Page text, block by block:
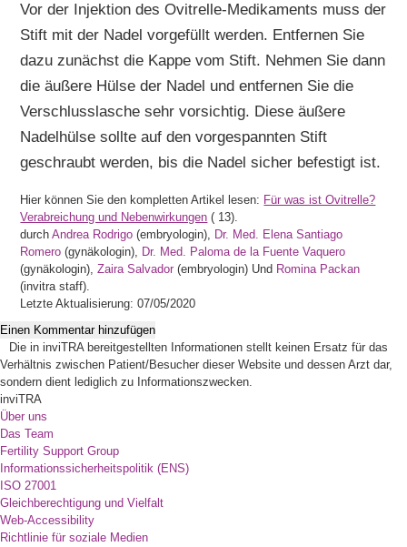
Vor der Injektion des Ovitrelle-Medikaments muss der
Stift mit der Nadel vorgefüllt werden. Entfernen Sie
dazu zunächst die Kappe vom Stift. Nehmen Sie dann
die äußere Hülse der Nadel und entfernen Sie die
Verschlusslasche sehr vorsichtig. Diese äußere
Nadelhülse sollte auf den vorgespannten Stift
geschraubt werden, bis die Nadel sicher befestigt ist.
Hier können Sie den kompletten Artikel lesen: Für was ist Ovitrelle?
Verabreichung und Nebenwirkungen ( 13).
durchAndrea Rodrigo (embryologin), Dr. Med. Elena Santiago
Romero (gynäkologin), Dr. Med. Paloma de la Fuente Vaquero
(gynäkologin),Zaira Salvador (embryologin) Und Romina Packan
(invitra staff).
Letzte Aktualisierung: 07/05/2020
Einen Kommentar hinzufügen
Die in inviTRA bereitgestellten Informationen stellt keinen Ersatz für das
Verhältnis zwischen Patient/Besucher dieser Website und dessen Arzt dar,
sondern dient lediglich zu Informationszwecken.
inviTRA
Über uns
Das Team
Fertility Support Group
Informationssicherheitspolitik (ENS)
ISO 27001
Gleichberechtigung und Vielfalt
Web-Accessibility
Richtlinie für soziale Medien